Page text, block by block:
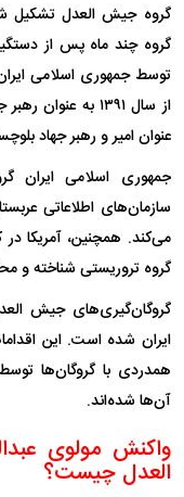
گروه جیش العدل تشکیل
گروه چند ماه پس از
از سال ۱۳۹۱ به
عنوان امیر و رهبر جهاد
جمهوری اسلامی ایران
سازمان‌های اطلاعاتی
می‌کند. همچنین، آمریکا در
گروه تروریستی شناخته و
گروگان‌گیری‌های جیش
ایران شده است. این
همدردی با گروگان‌ها
آن‌ها شده‌اند.
واکنش مولوی
العدل چیست؟